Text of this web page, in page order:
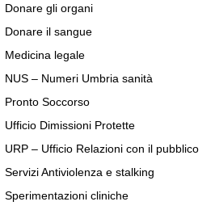
Donare gli organi
Donare il sangue
Medicina legale
NUS – Numeri Umbria sanità
Pronto Soccorso
Ufficio Dimissioni Protette
URP – Ufficio Relazioni con il pubblico
Servizi Antiviolenza e stalking
Sperimentazioni cliniche